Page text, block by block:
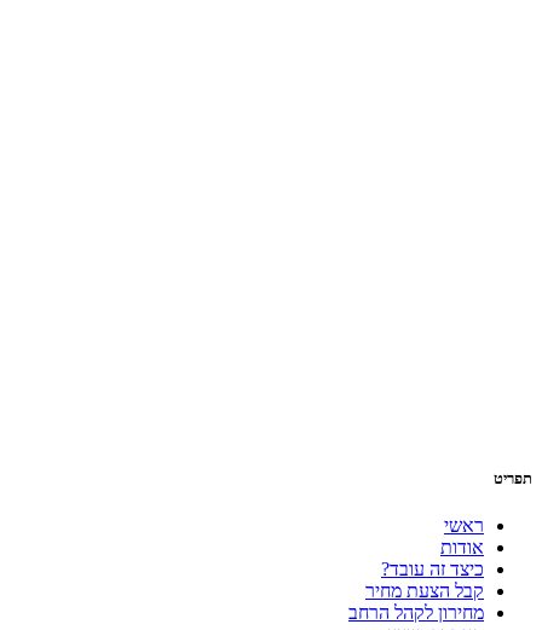
תפריט
ראשי
אודות
כיצד זה עובד?
קבל הצעת מחיר
מחירון לקהל הרחב